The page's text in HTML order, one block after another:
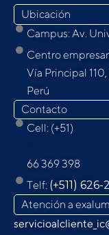
Ubicación
Campus: Av.
Centro
Vía Principal
Perú
Contacto
Cell: (+51)
66 369 398
Telf: (+511) 626-
Atención a